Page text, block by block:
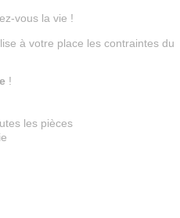
vous la vie !
à votre place les contraintes du
!
les pièces